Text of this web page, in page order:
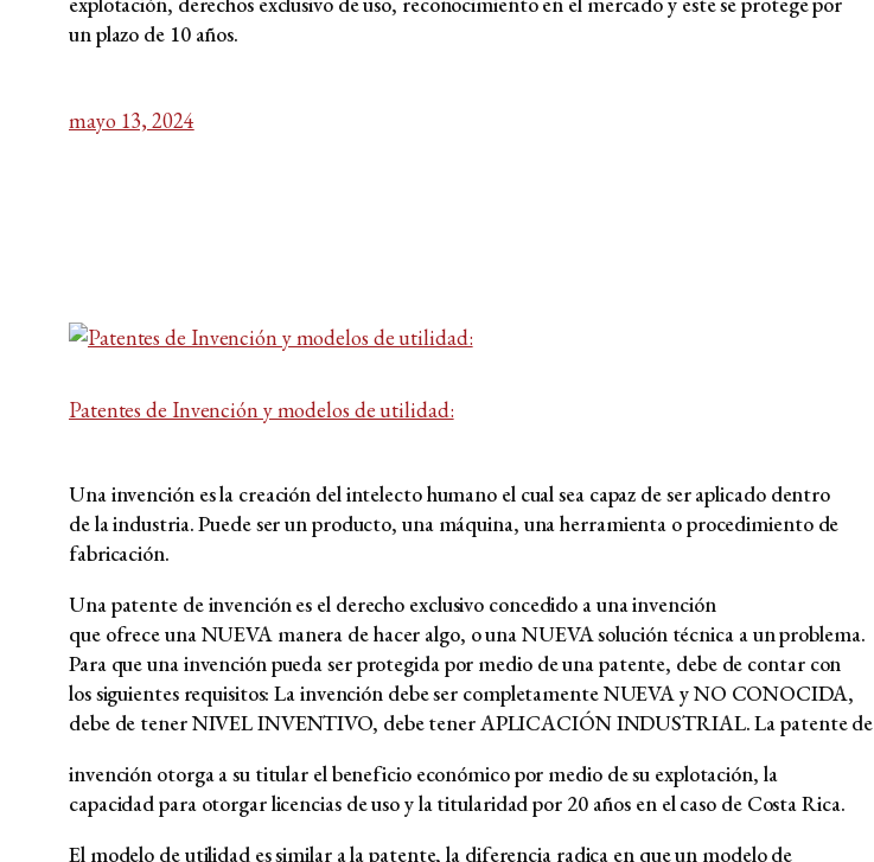
un plazo de 10 años.
mayo 13, 2024
Patentes de Invención y modelos de utilidad:
Una invención es la creación del intelecto humano el cual sea capaz de ser aplicado dentro
de la industria. Puede ser un producto, una máquina, una herramienta o procedimiento de
fabricación.
Una patente de invención es el derecho exclusivo concedido a una invención
que ofrece una NUEVA manera de hacer algo, o una NUEVA solución técnica a un problema.
Para que una invención pueda ser protegida por medio de una patente, debe de contar con
los siguientes requisitos: La invención debe ser completamente NUEVA y NO CONOCIDA,
debe de tener NIVEL INVENTIVO, debe tener APLICACIÓN INDUSTRIAL. La patente de
invención otorga a su titular el beneficio económico por medio de su explotación, la
capacidad para otorgar licencias de uso y la titularidad por 20 años en el caso de Costa Rica.
El modelo de utilidad es similar a la patente, la diferencia radica en que un modelo de